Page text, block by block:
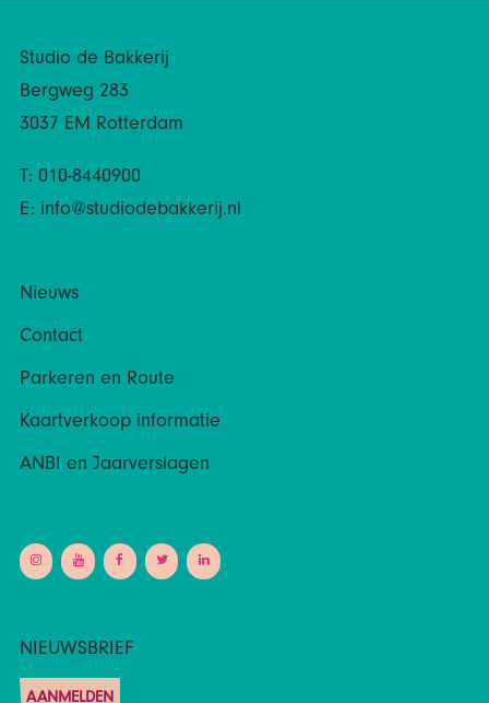
Studio de Bakkerij
Bergweg 283
3037 EM Rotterdam
T: 010-8440900
E: info@studiodebakkerij.nl
Nieuws
Contact
Parkeren en Route
Kaartverkoop informatie
ANBI en Jaarverslagen
NIEUWSBRIEF
AANMELDEN